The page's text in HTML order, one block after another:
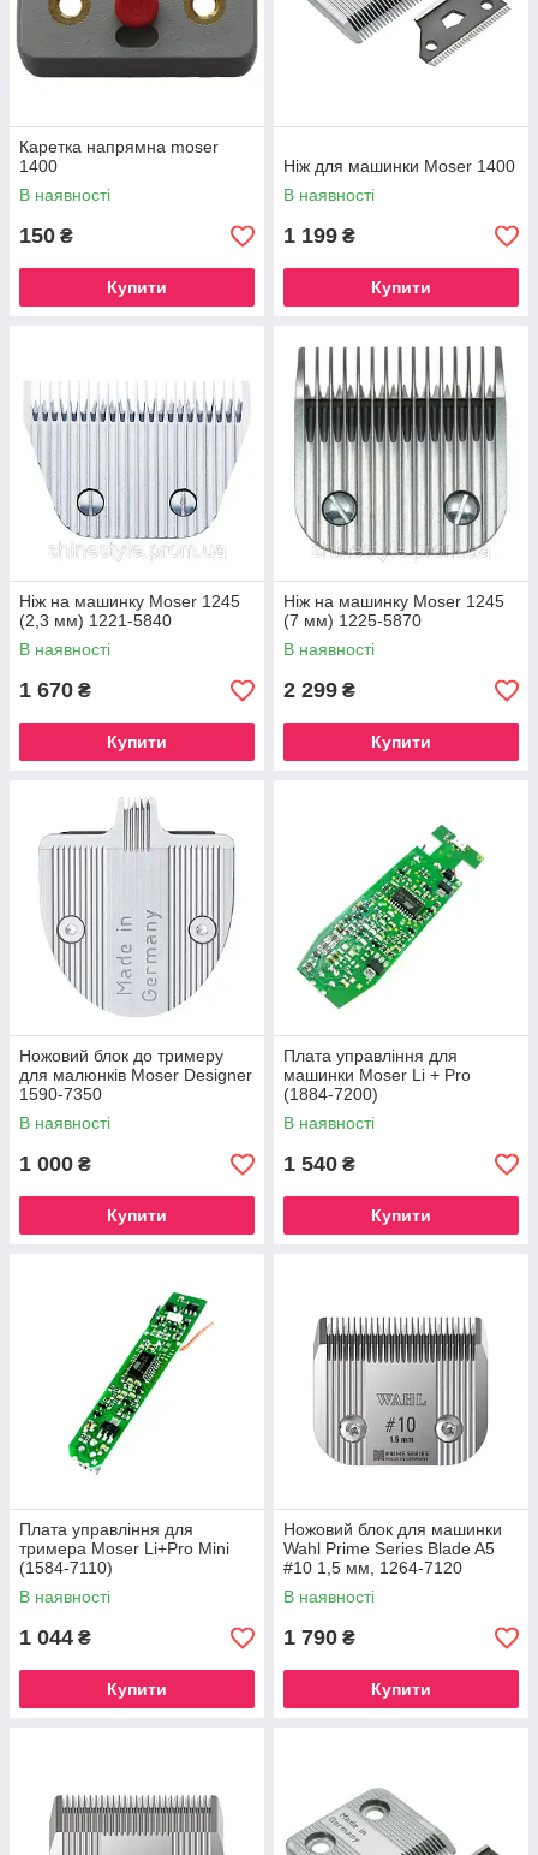
Каретка напрямна moser
1400
В наявності
150 ₴
Купити
Ніж для машинки Moser 1400
В наявності
1 199 ₴
Купити
Ніж на машинку Moser 1245
(2,3 мм) 1221-5840
В наявності
1 670 ₴
Купити
Ніж на машинку Moser 1245
(7 мм) 1225-5870
В наявності
2 299 ₴
Купити
Ножовий блок до тримеру
для малюнків Moser Designer
1590-7350
В наявності
1 000 ₴
Купити
Плата управління для
машинки Moser Li + Pro
(1884-7200)
В наявності
1 540 ₴
Купити
Плата управління для
тримера Moser Li+Pro Mini
(1584-7110)
В наявності
1 044 ₴
Купити
Ножовий блок для машинки
Wahl Prime Series Blade A5
#10 1,5 мм, 1264-7120
В наявності
1 790 ₴
Купити